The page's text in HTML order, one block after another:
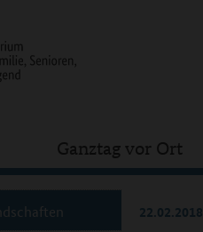
Ganztag vor Ort
22.02.2018